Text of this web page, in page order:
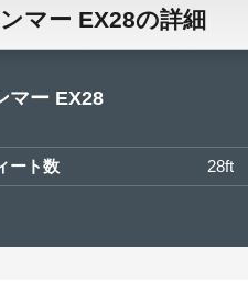
マー EX28の詳細
マー EX28
ート数 28ft